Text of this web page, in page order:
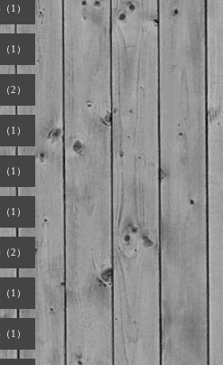
1）
1）
2）
1）
1）
1）
2）
1）
1）